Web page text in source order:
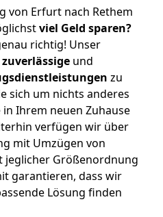
von Erfurt nach Rethem
viel Geld sparen?
richtig! Unser
zuverlässige und
zu
sich um nichts anderes
Ihrem neuen Zuhause
verfügen wir über
mit Umzügen von
jeglicher Größenordnung
garantieren, dass wir
Lösung finden